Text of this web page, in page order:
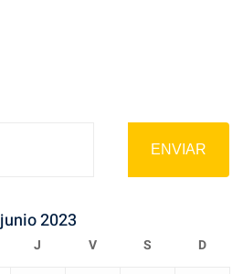
ENVIAR
junio 2023
J V S D